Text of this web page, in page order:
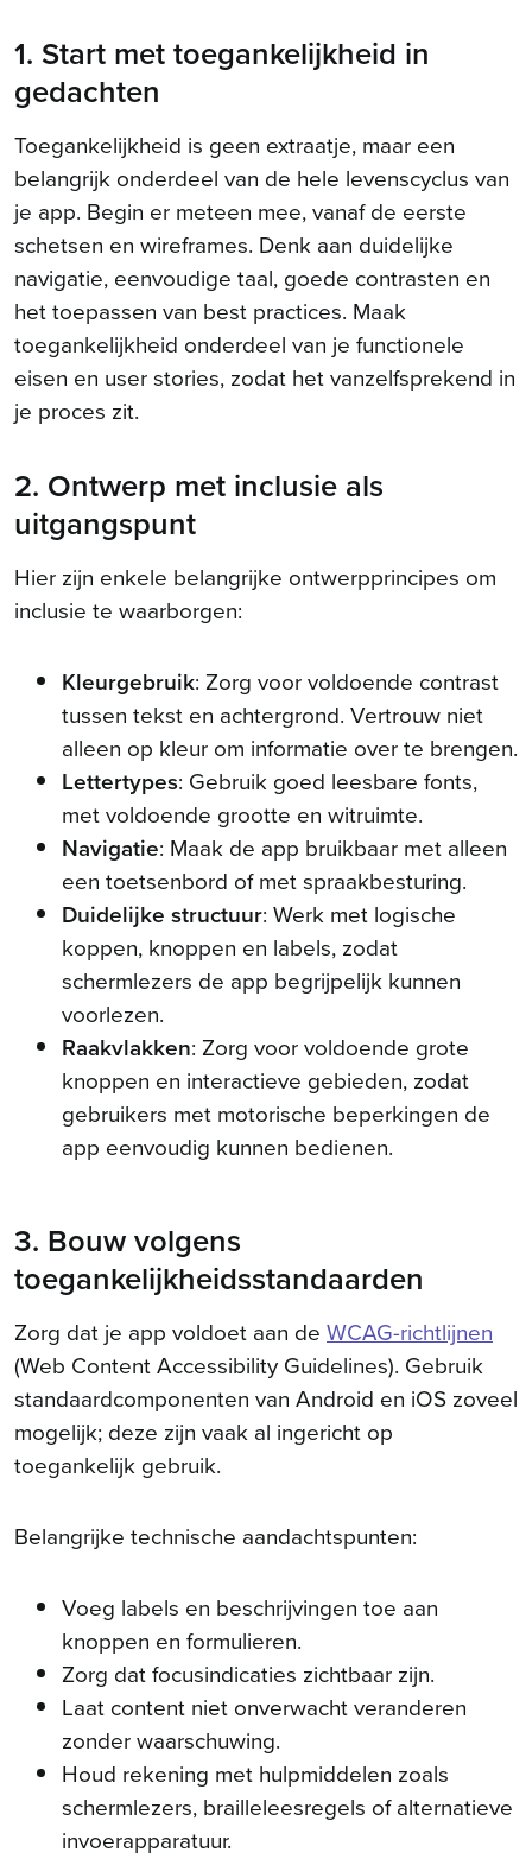
1. Start met toegankelijkheid in
gedachten
Toegankelijkheid is geen extraatje, maar een
belangrijk onderdeel van de hele levenscyclus van
je app. Begin er meteen mee, vanaf de eerste
schetsen en wireframes. Denk aan duidelijke
navigatie, eenvoudige taal, goede contrasten en
het toepassen van best practices. Maak
toegankelijkheid onderdeel van je functionele
eisen en user stories, zodat het vanzelfsprekend in
je proces zit.
2. Ontwerp met inclusie als
uitgangspunt
Hier zijn enkele belangrijke ontwerpprincipes om
inclusie te waarborgen:
Kleurgebruik: Zorg voor voldoende contrast
tussen tekst en achtergrond. Vertrouw niet
alleen op kleur om informatie over te brengen.
Lettertypes: Gebruik goed leesbare fonts,
met voldoende grootte en witruimte.
Navigatie: Maak de app bruikbaar met alleen
een toetsenbord of met spraakbesturing.
Duidelijke structuur: Werk met logische
koppen, knoppen en labels, zodat
schermlezers de app begrijpelijk kunnen
voorlezen.
Raakvlakken: Zorg voor voldoende grote
knoppen en interactieve gebieden, zodat
gebruikers met motorische beperkingen de
app eenvoudig kunnen bedienen.
3. Bouw volgens
toegankelijkheidsstandaarden
Zorg dat je app voldoet aan de WCAG-richtlijnen
(Web Content Accessibility Guidelines). Gebruik
standaardcomponenten van Android en iOS zoveel
mogelijk; deze zijn vaak al ingericht op
toegankelijk gebruik.
Belangrijke technische aandachtspunten:
Voeg labels en beschrijvingen toe aan
knoppen en formulieren.
Zorg dat focusindicaties zichtbaar zijn.
Laat content niet onverwacht veranderen
zonder waarschuwing.
Houd rekening met hulpmiddelen zoals
schermlezers, brailleleesregels of alternatieve
invoerapparatuur.